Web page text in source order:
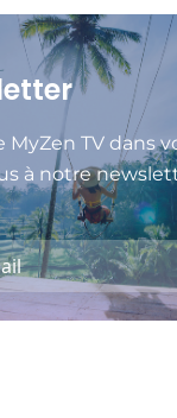
MyZen TV dans
à notre